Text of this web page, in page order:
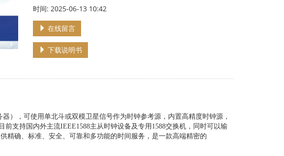
时间: 2025-06-13 10:42
在线留言
下载说明书
），可使用单北斗或双模卫星信号作为时钟参考源，内置高精度时钟源，
支持国内外主流IEEE1588主从时钟设备及专用1588交换机，同时可以输
精确、标准、安全、可靠和多功能的时间服务，是一款高端精密的